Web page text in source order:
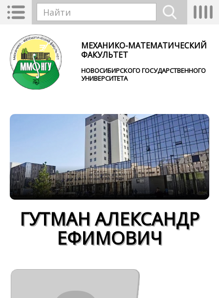
Перейти к основному содержанию
Toggle
navigation
Форма поиска
МЕХАНИКО-МАТЕМАТИЧЕСКИЙ
ФАКУЛЬТЕТ
НОВОСИБИРСКОГО ГОСУДАРСТВЕННОГО
УНИВЕРСИТЕТА
ГУТМАН АЛЕКСАНДР
ЕФИМОВИЧ